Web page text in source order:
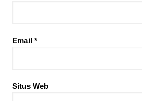
Email *
Situs Web